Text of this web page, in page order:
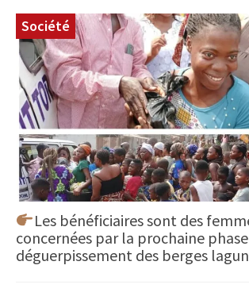
Société
Les bénéficiaires sont des
concernées par la prochaine
déguerpissement des berges